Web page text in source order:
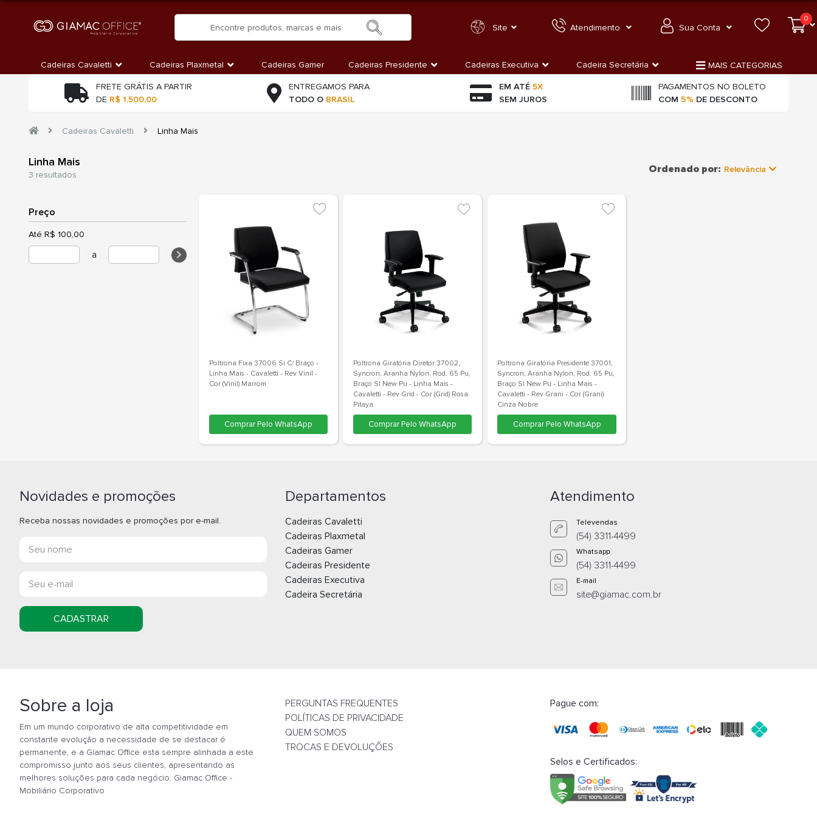
Site Atendimento Sua Conta
0
Cadeiras Cavaletti Cadeiras Plaxmetal Cadeiras Gamer Cadeiras Presidente Cadeiras Executiva Cadeira Secretária MAIS CATEGORIAS
FRETE GRÁTIS A PARTIR
DE R$ 1.500,00
ENTREGAMOS PARA
TODO O BRASIL
EM ATÉ 5X
SEM JUROS
PAGAMENTOS NO BOLETO
COM 5% DE DESCONTO
Cadeiras Cavaletti Linha Mais
Linha Mais
3 resultados Ordenado por: Relevância
Preço
Até R$ 100,00
a
Poltrona Fixa 37006 Si C/ Braço -
Linha Mais - Cavaletti - Rev Vinil -
Comprar Pelo WhatsApp
Poltrona Giratória Diretor 37002,
Syncron, Aranha Nylon, Rod. 65 Pu,
Poltrona Giratória Presidente 37001,
Syncron, Aranha Nylon, Rod. 65 Pu,
Novidades e promoções
Receba nossas novidades e promoções por e-mail.
CADASTRAR
Departamentos
Cadeiras Cavaletti
Cadeiras Plaxmetal
Cadeiras Gamer
Cadeiras Presidente
Cadeiras Executiva
Cadeira Secretária
Atendimento
Televendas
(54) 3311-4499
Whatsapp
(54) 3311-4499
E-mail
site@giamac.com.br
Sobre a loja
Em um mundo corporativo de alta competitividade em
constante evolução a necessidade de se destacar é
permanente, e a Giamac Office esta sempre alinhada a este
compromisso junto aos seus clientes, apresentando as
melhores soluções para cada negócio. Giamac Office -
Mobiliário Corporativo
PERGUNTAS FREQUENTES
POLÍTICAS DE PRIVACIDADE
QUEM SOMOS
TROCAS E DEVOLUÇÕES
Pague com:
Selos e Certificados: